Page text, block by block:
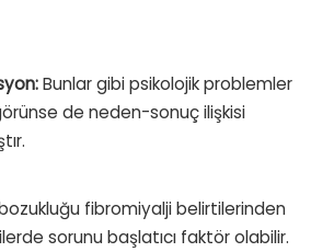
Bunlar gibi psikolojik problemler
de neden-sonuç ilişkisi
fibromiyalji belirtilerinden
sorunu başlatıcı faktör olabilir.